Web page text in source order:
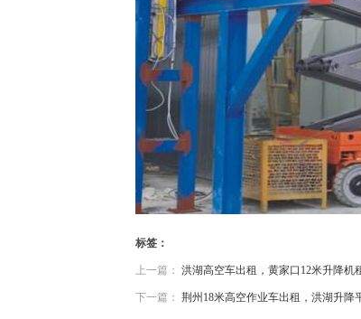
标签：
上一篇： 洪湖高空车出租，黄家口12米升降机
下一篇： 荆州18米高空作业车出租，洪湖升降